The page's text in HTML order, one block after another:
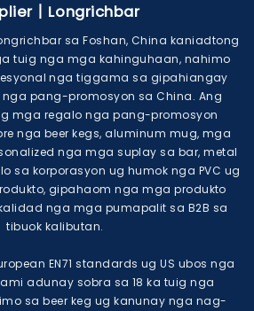
丨Longrichbar
sa Foshan, China kaniadtong
tuig nga mga kahinguhaan, nahimo
nga tiggama sa gipahiangay
pang-promosyon sa China. Ang
mga regalo nga pang-promosyon
nga beer kegs, aluminum mug, mga
nga mga suplay sa bar, metal
sa korporasyon ug humok nga PVC ug
gipahaom nga mga produkto
nga mga pumapalit sa B2B sa
tibuok kalibutan.
EN71 standards ug US ubos nga
adunay sobra sa 18 ka tuig nga
sa beer keg ug kanunay nga nag-